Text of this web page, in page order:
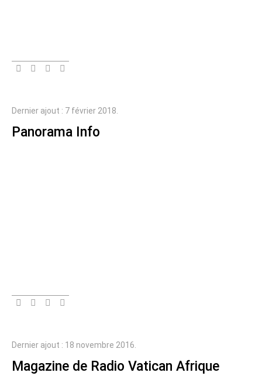
Dernier ajout : 7 février 2018.
Panorama Info
Dernier ajout : 18 novembre 2016.
Magazine de Radio Vatican Afrique